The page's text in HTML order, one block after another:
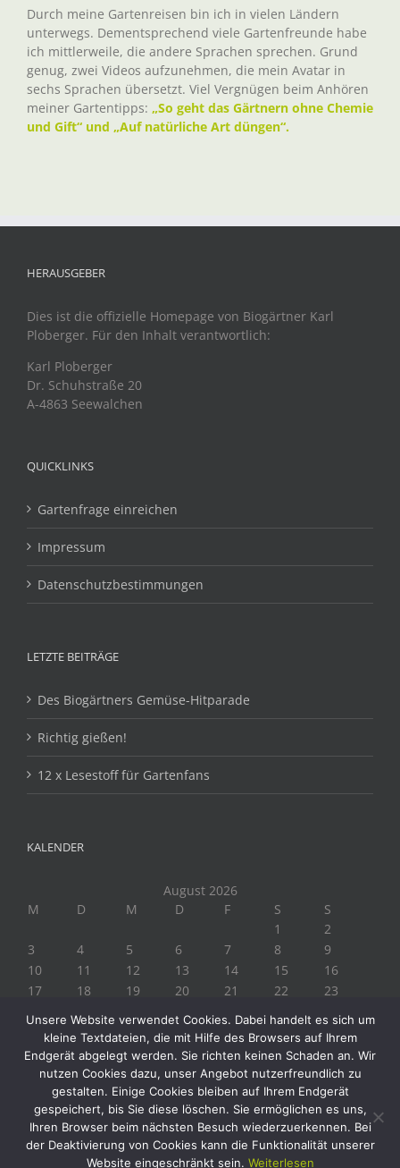
Durch meine Gartenreisen bin ich in vielen Ländern
unterwegs. Dementsprechend viele Gartenfreunde habe
ich mittlerweile, die andere Sprachen sprechen. Grund
genug, zwei Videos aufzunehmen, die mein Avatar in
sechs Sprachen übersetzt. Viel Vergnügen beim Anhören
meiner Gartentipps: „So geht das Gärtnern ohne Chemie
und Gift“ und „Auf natürliche Art düngen“.
HERAUSGEBER
Dies ist die offizielle Homepage von Biogärtner Karl
Ploberger. Für den Inhalt verantwortlich:
Karl Ploberger
Dr. Schuhstraße 20
A-4863 Seewalchen
QUICKLINKS
Gartenfrage einreichen
Impressum
Datenschutzbestimmungen
LETZTE BEITRÄGE
Des Biogärtners Gemüse-Hitparade
Richtig gießen!
12 x Lesestoff für Gartenfans
KALENDER
August 2026
M
D M D F S
S
1
2
3
4 5 6 7 8
9
10
11 12 13 14 15
16
17
18 19 20 21 22
23
« Juli
Unsere Website verwendet Cookies. Dabei handelt es sich um
kleine Textdateien, die mit Hilfe des Browsers auf Ihrem
Endgerät abgelegt werden. Sie richten keinen Schaden an. Wir
nutzen Cookies dazu, unser Angebot nutzerfreundlich zu
gestalten. Einige Cookies bleiben auf Ihrem Endgerät
gespeichert, bis Sie diese löschen. Sie ermöglichen es uns,
Ihren Browser beim nächsten Besuch wiederzuerkennen. Bei
der Deaktivierung von Cookies kann die Funktionalität unserer
Website eingeschränkt sein. Weiterlesen